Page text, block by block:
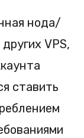
нода/
VPS,
ставить